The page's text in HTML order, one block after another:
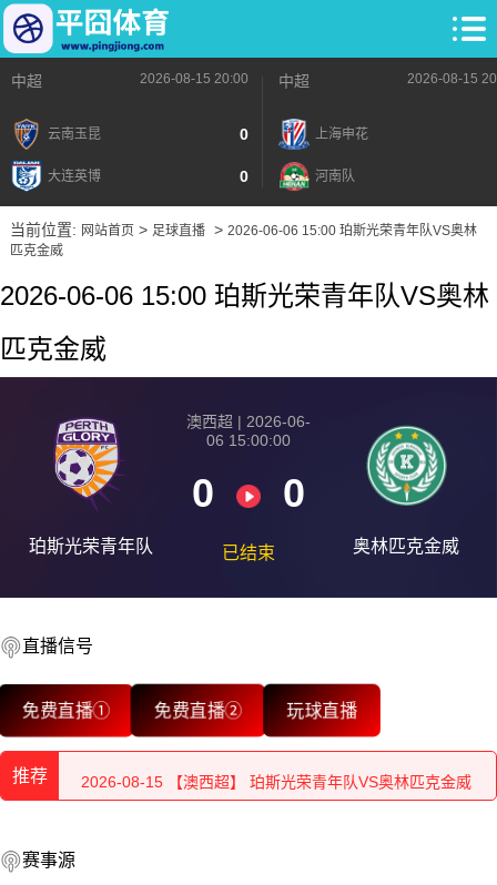
中超 2026-08-15 20:00
云南玉昆 0
大连英博 0
中超 2026-08-15
上海申花
河南队
当前位置: 网站首页> 足球直播> 2026-06-06 15:00 珀斯光荣青年队VS奥林
匹克金威
2026-06-06 15:00 珀斯光荣青年队VS奥林
匹克金威
珀斯光荣青年队
澳西超 | 2026-06-
06 15:00:00
0 0
已结束 奥林匹克金威
直播信号
免费直播① 免费直播② 玩球直播
推荐
2026-08-15 【澳西超】 珀斯光荣青年队VS奥林匹克金威
2026-08-15 【澳西超】 珀斯光荣青年队VS奥林匹克金威
2026-08-15 【澳西超】 珀斯光荣青年队VS奥林匹克金威
赛事源